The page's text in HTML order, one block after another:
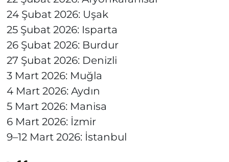
24 Şubat 2026: Uşak
25 Şubat 2026: Isparta
26 Şubat 2026: Burdur
27 Şubat 2026: Denizli
3 Mart 2026: Muğla
4 Mart 2026: Aydın
5 Mart 2026: Manisa
6 Mart 2026: İzmir
9–12 Mart 2026: İstanbul